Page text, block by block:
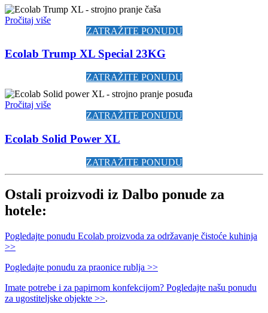
Pročitaj više
ZATRAŽITE PONUDU
Ecolab Trump XL Special 23KG
ZATRAŽITE PONUDU
Pročitaj više
ZATRAŽITE PONUDU
Ecolab Solid Power XL
ZATRAŽITE PONUDU
Ostali proizvodi iz Dalbo ponude za
hotele:
Pogledajte ponudu Ecolab proizvoda za održavanje čistoće kuhinja
>>
Pogledajte ponudu za praonice rublja >>
Imate potrebe i za papirnom konfekcijom? Pogledajte našu ponudu
za ugostiteljske objekte >>.